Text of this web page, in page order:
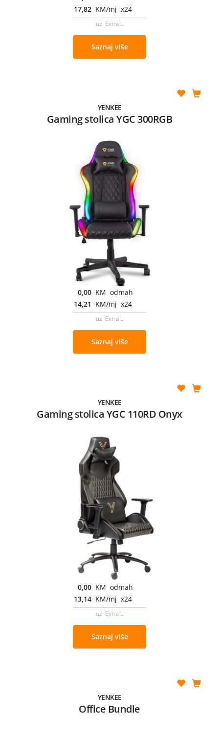
17,82 KM/mj x24
uz Extra L
Saznaj više
YENKEE
Gaming stolica YGC 300RGB
0,00 KM odmah
14,21 KM/mj x24
uz Extra L
Saznaj više
YENKEE
Gaming stolica YGC 110RD Onyx
0,00 KM odmah
13,14 KM/mj x24
uz Extra L
Saznaj više
YENKEE
Office Bundle